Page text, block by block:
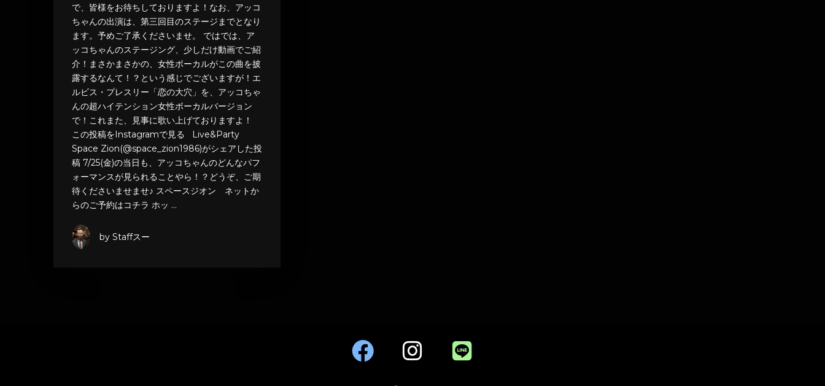
で、皆様をお待ちしておりますよ！なお、アッコ
ちゃんの出演は、第三回目のステージまでとなり
ます。予めご了承くださいませ。 ではでは、ア
ッコちゃんのステージング、少しだけ動画でご紹
介！まさかまさかの、女性ボーカルがこの曲を披
露するなんて！？という感じでございますが！エ
ルビス・プレスリー「恋の大穴」を、アッコちゃ
んの超ハイテンション女性ボーカルバージョン
で！これまた、見事に歌い上げておりますよ！
この投稿をInstagramで見る Live&Party
Space Zion(@space_zion1986)がシェアした投
稿 7/25(金)の当日も、アッコちゃんのどんなパフ
ォーマンスが見られることやら！？どうぞ、ご期
待くださいませませ♪ スペースジオン ネットか
らのご予約はコチラ ホッ …
by Staffスー